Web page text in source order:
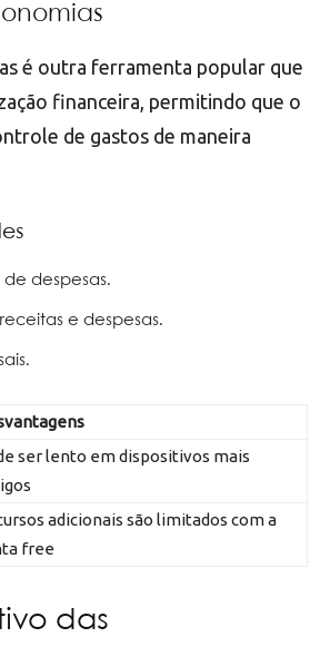
é outra ferramenta popular que
financeira, permitindo que o
de gastos de maneira
despesas.
e despesas.
ser lento em dispositivos mais
adicionais são limitados com a
free
das